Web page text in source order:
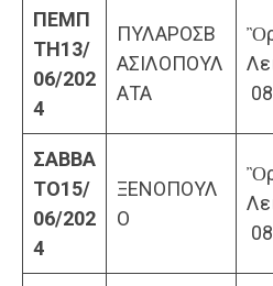
ΠΕΜΠ
ΤΗ13/
06/202
4
ΠΥΛΑΡΟΣΒ
ΑΣΙΛΟΠΟΥΛ
ΑΤΑ
ΣΑΒΒΑ
ΤΟ15/
06/202
4
ΞΕΝΟΠΟΥΛ
Ο